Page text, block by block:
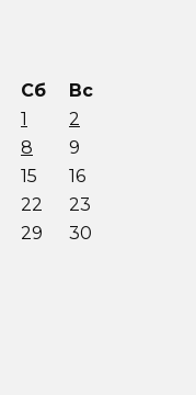
Сб
Вс
1
2
8
9
15
16
22
23
29
30